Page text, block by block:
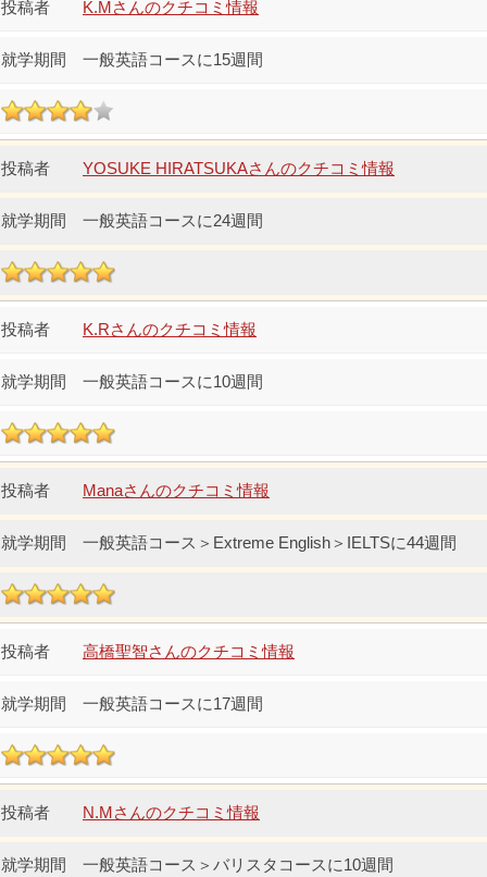
K.Mさんのクチコミ情報
一般英語コースに15週間
YOSUKE HIRATSUKAさんのクチコミ情報
一般英語コースに24週間
K.Rさんのクチコミ情報
一般英語コースに10週間
Manaさんのクチコミ情報
一般英語コース＞Extreme English＞IELTSに44週間
高橋聖智さんのクチコミ情報
一般英語コースに17週間
N.Mさんのクチコミ情報
一般英語コース＞バリスタコースに10週間